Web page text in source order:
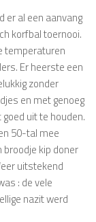
er al een aanvang
korfbal toernooi.
temperaturen
Er heerste een
zonder
en met genoeg
uit te houden.
50-tal mee
kip doner
uitstekend
: de vele
nazit werd